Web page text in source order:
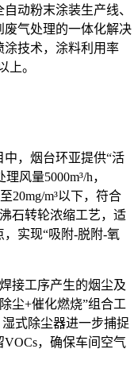
动粉末涂装生产线、
气处理的一体化解决
涂技术，涂料利用率
上。
，烟台环亚提供“活
风量5000m³/h，
20mg/m³以下，符合
石转轮浓缩工艺，适
实现“吸附-脱附-氧
接工序产生的烟尘及
尘+催化燃烧”组合工
式除尘器进一步捕捉
，确保车间空气